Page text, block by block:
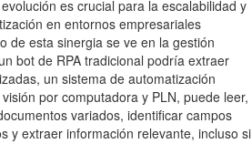
es crucial para la escalabilidad y
en entornos empresariales
de esta sinergia se ve en la gestión
bot de RPA tradicional podría extraer
un sistema de automatización
por computadora y PLN, puede leer,
variados, identificar campos
y extraer información relevante, incluso si